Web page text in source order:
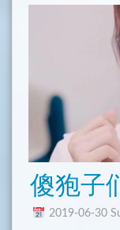
傻狍子
2019-06-30